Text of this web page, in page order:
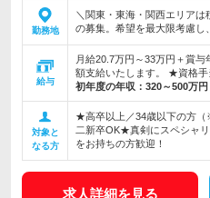
勤務地
＼関東・東海・関西エリア
の募集。希望を最大限考慮し
給与
月給20.7万円～33万円＋賞
額支給いたします。 ★資格手
初年度の年収： 320～500万円
対象と
なる方
★高卒以上／34歳以下の方
二新卒OK★真剣にスペシャ
をお持ちの方歓迎！
求人詳細を見る